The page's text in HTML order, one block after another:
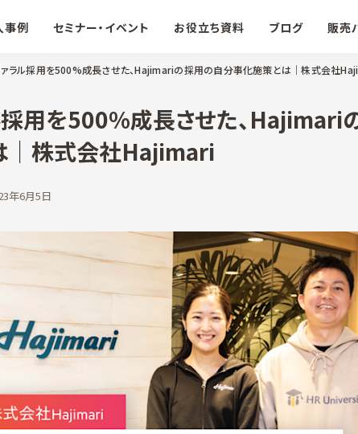
事例 セミナー・イベント お役立ち資料 ブログ 販売
ァラル採用を500%成長させた、Hajimariの採用の自分事化施策とは｜株式会社
採用を500%成長させた、Hajimari
｜株式会社Hajimari
年6月5日